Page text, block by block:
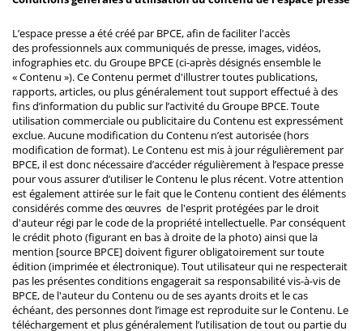
L’espace presse a été créé par BPCE, afin de faciliter l'accès
des professionnels aux communiqués de presse, images, vidéos,
infographies etc. du Groupe BPCE (ci-après désignés ensemble le
« Contenu »). Ce Contenu permet d'illustrer toutes publications,
rapports, articles, ou plus généralement tout support effectué à des
fins d’information du public sur l’activité du Groupe BPCE. Toute
utilisation commerciale ou publicitaire du Contenu est expressément
exclue. Aucune modification du Contenu n’est autorisée (hors
modification de format). Le Contenu est mis à jour régulièrement par
BPCE, il est donc nécessaire d’accéder régulièrement à l’espace presse
pour vous assurer d’utiliser le Contenu le plus récent. Votre attention
est également attirée sur le fait que le Contenu contient des éléments
considérés comme des œuvres de l'esprit protégées par le droit
d'auteur régi par le code de la propriété intellectuelle. Par conséquent
le crédit photo (figurant en bas à droite de la photo) ainsi que la
mention [source BPCE] doivent figurer obligatoirement sur toute
édition (imprimée et électronique). Tout utilisateur qui ne respecterait
pas les présentes conditions engagerait sa responsabilité vis-à-vis de
BPCE, de l'auteur du Contenu ou de ses ayants droits et le cas
échéant, des personnes dont l’image est reproduite sur le Contenu. Le
téléchargement et plus généralement l’utilisation de tout ou partie du